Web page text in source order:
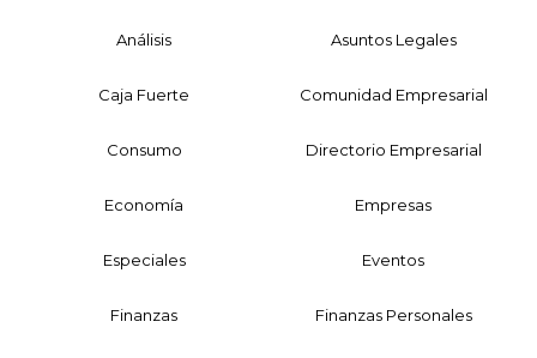
Análisis Asuntos Legales
Caja Fuerte Comunidad Empresarial
Consumo Directorio Empresarial
Economía Empresas
Especiales Eventos
Finanzas Finanzas Personales